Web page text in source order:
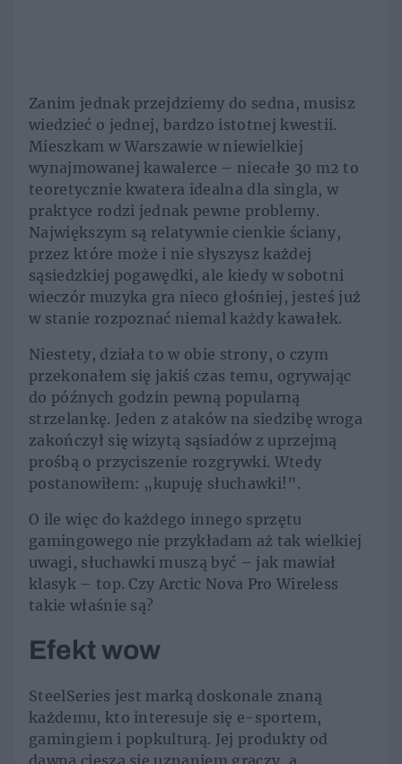
Zanim jednak przejdziemy do sedna, musisz
wiedzieć o jednej, bardzo istotnej kwestii.
Mieszkam w Warszawie w niewielkiej
wynajmowanej kawalerce – niecałe 30 m2 to
teoretycznie kwatera idealna dla singla, w
praktyce rodzi jednak pewne problemy.
Największym są relatywnie cienkie ściany,
przez które może i nie słyszysz każdej
sąsiedzkiej pogawędki, ale kiedy w sobotni
wieczór muzyka gra nieco głośniej, jesteś już
w stanie rozpoznać niemal każdy kawałek.
Niestety, działa to w obie strony, o czym
przekonałem się jakiś czas temu, ogrywając
do późnych godzin pewną popularną
strzelankę. Jeden z ataków na siedzibę wroga
zakończył się wizytą sąsiadów z uprzejmą
prośbą o przyciszenie rozgrywki. Wtedy
postanowiłem: „kupuję słuchawki!”.
O ile więc do każdego innego sprzętu
gamingowego nie przykładam aż tak wielkiej
uwagi, słuchawki muszą być – jak mawiał
klasyk – top. Czy Arctic Nova Pro Wireless
takie właśnie są?
Efekt wow
SteelSeries jest marką doskonale znaną
każdemu, kto interesuje się e-sportem,
gamingiem i popkulturą. Jej produkty od